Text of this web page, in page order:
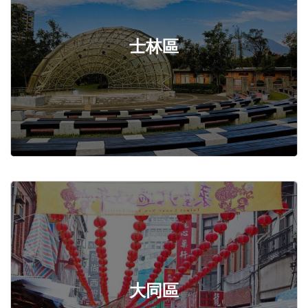
士林區
大同區